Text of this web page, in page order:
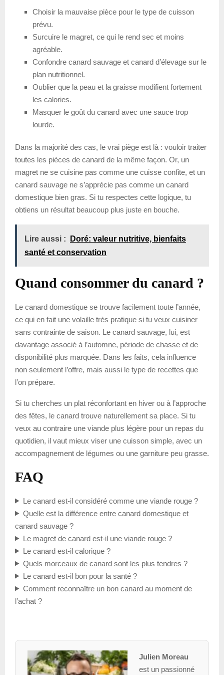
Choisir la mauvaise pièce pour le type de cuisson
prévu.
Surcuire le magret, ce qui le rend sec et moins
agréable.
Confondre canard sauvage et canard d’élevage sur le
plan nutritionnel.
Oublier que la peau et la graisse modifient fortement
les calories.
Masquer le goût du canard avec une sauce trop
lourde.
Dans la majorité des cas, le vrai piège est là : vouloir traiter
toutes les pièces de canard de la même façon. Or, un
magret ne se cuisine pas comme une cuisse confite, et un
canard sauvage ne s’apprécie pas comme un canard
domestique bien gras. Si tu respectes cette logique, tu
obtiens un résultat beaucoup plus juste en bouche.
Lire aussi :
Doré: valeur nutritive, bienfaits
santé et conservation
Quand consommer du canard ?
Le canard domestique se trouve facilement toute l’année,
ce qui en fait une volaille très pratique si tu veux cuisiner
sans contrainte de saison. Le canard sauvage, lui, est
davantage associé à l’automne, période de chasse et de
disponibilité plus marquée. Dans les faits, cela influence
non seulement l’offre, mais aussi le type de recettes que
l’on prépare.
Si tu cherches un plat réconfortant en hiver ou à l’approche
des fêtes, le canard trouve naturellement sa place. Si tu
veux au contraire une viande plus légère pour un repas du
quotidien, il vaut mieux viser une cuisson simple, avec un
accompagnement de légumes ou une garniture peu grasse.
FAQ
Le canard est-il considéré comme une viande rouge ?
Quelle est la différence entre canard domestique et
canard sauvage ?
Le magret de canard est-il une viande rouge ?
Le canard est-il calorique ?
Quels morceaux de canard sont les plus tendres ?
Le canard est-il bon pour la santé ?
Comment reconnaître un bon canard au moment de
l’achat ?
Julien Moreau
est un passionné